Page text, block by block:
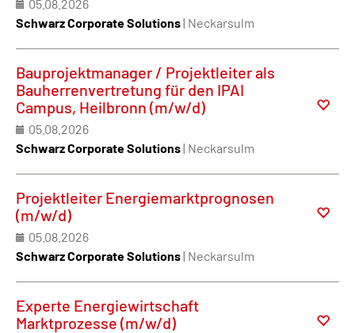
05.08.2026
Schwarz Corporate Solutions| Neckarsulm
Bauprojektmanager / Projektleiter als
Bauherrenvertretung für den IPAI
Campus, Heilbronn (m/w/d)
05.08.2026
Schwarz Corporate Solutions| Neckarsulm
Projektleiter Energiemarktprognosen
(m/w/d)
05.08.2026
Schwarz Corporate Solutions| Neckarsulm
Experte Energiewirtschaft
Marktprozesse (m/w/d)